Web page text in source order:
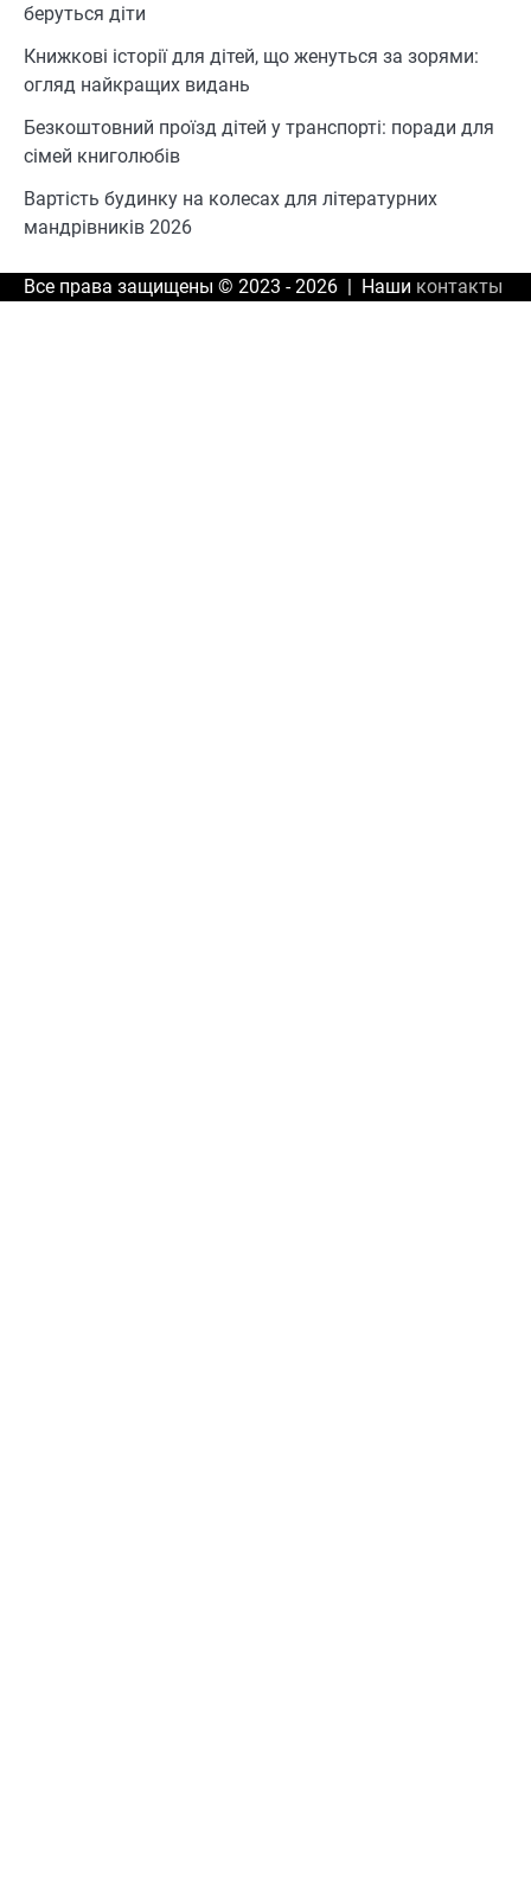
беруться діти
Книжкові історії для дітей, що женуться за зорями:
огляд найкращих видань
Безкоштовний проїзд дітей у транспорті: поради для
сімей книголюбів
Вартість будинку на колесах для літературних
мандрівників 2026
Все права защищены © 2023 - 2026 | Наши контакты